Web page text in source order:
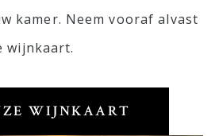
kamer. Neem vooraf alvast
wijnkaart.
WIJNKAART